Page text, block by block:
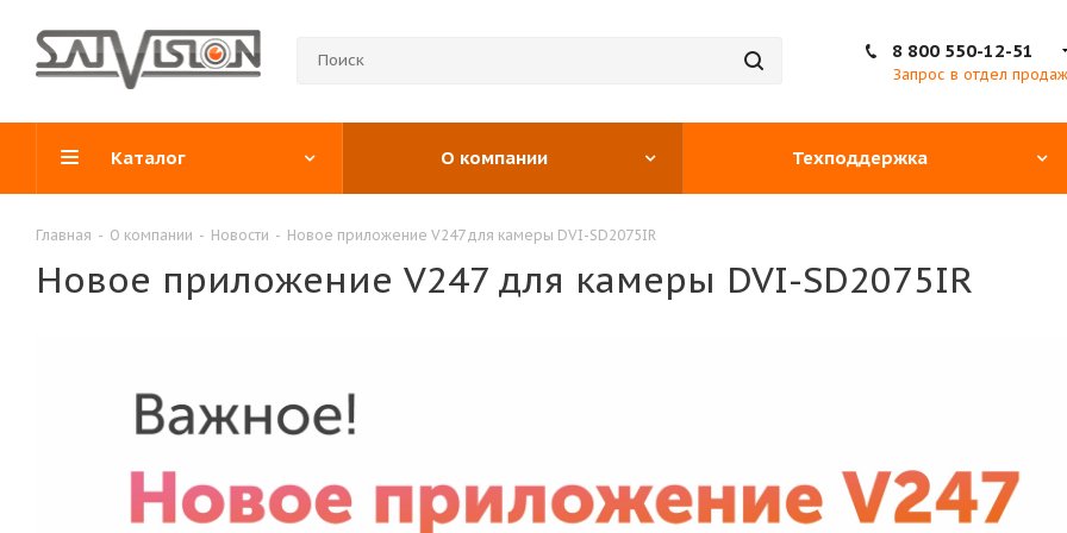
8 800 550-12-51
Запрос в отдел продаж
Каталог О компании Техподдержка
Главная - О компании - Новости - Новое приложение V247 для камеры DVI-SD2075IR
Новое приложение V247 для камеры DVI-SD2075IR